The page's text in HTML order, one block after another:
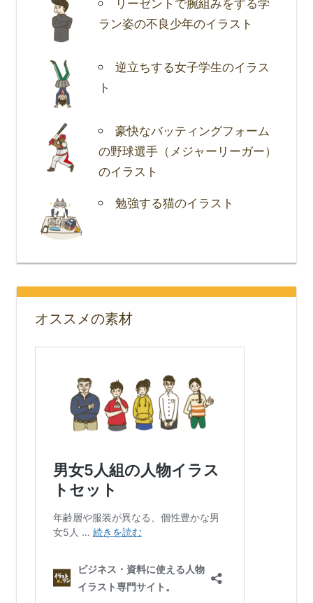
ラン姿の不良少年のイラスト
逆立ちする女子学生のイラス
ト
豪快なバッティングフォーム
の野球選手（メジャーリーガー）
のイラスト
勉強する猫のイラスト
オススメの素材